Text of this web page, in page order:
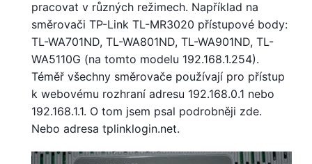
pracovat v různých režimech. Například na
směrovači TP-Link TL-MR3020 přístupové body:
TL-WA701ND, TL-WA801ND, TL-WA901ND, TL-
WA5110G (na tomto modelu 192.168.1.254).
Téměř všechny směrovače používají pro přístup
k webovému rozhraní adresu 192.168.0.1 nebo
192.168.1.1. O tom jsem psal podrobněji zde.
Nebo adresa tplinklogin.net.